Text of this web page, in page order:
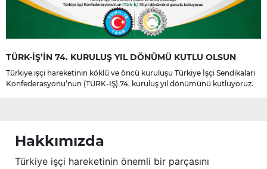
TÜRK-İŞ’İN 74. KURULUŞ YIL DÖNÜMÜ KUTLU OLSUN
Türkiye işçi hareketinin köklü ve öncü kuruluşu Türkiye İşçi Sendikaları
Konfederasyonu’nun (TÜRK-İŞ) 74. kuruluş yıl dönümünü kutluyoruz.
Hakkımızda
Türkiye işçi hareketinin önemli bir parçasını